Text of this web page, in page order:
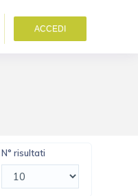
ACCEDI
N° risultati